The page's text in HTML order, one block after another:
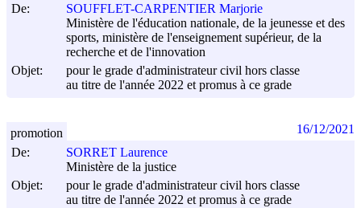
De:
SOUFFLET-CARPENTIER Marjorie
Ministère de l'éducation nationale, de la jeunesse et des
sports, ministère de l'enseignement supérieur, de la
recherche et de l'innovation
Objet:
pour le grade d'administrateur civil hors classe
au titre de l'année 2022 et promus à ce grade
De:
SORRET Laurence
Ministère de la justice
Objet:
pour le grade d'administrateur civil hors classe
au titre de l'année 2022 et promus à ce grade
promotion 16/12/2021